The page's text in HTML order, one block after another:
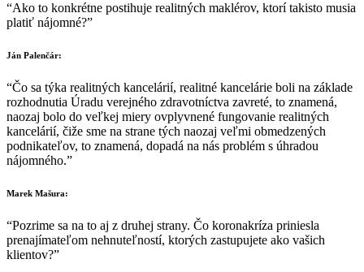
“Ako to konkrétne postihuje realitných maklérov, ktorí takisto musia
platiť nájomné?”
Ján Palenčár:
“Čo sa týka realitných kancelárií, realitné kancelárie boli na základe
rozhodnutia Úradu verejného zdravotníctva zavreté, to znamená,
naozaj bolo do veľkej miery ovplyvnené fungovanie realitných
kancelárií, čiže sme na strane tých naozaj veľmi obmedzených
podnikateľov, to znamená, dopadá na nás problém s úhradou
nájomného.”
Marek Mašura:
“Pozrime sa na to aj z druhej strany. Čo koronakríza priniesla
prenajímateľom nehnuteľností, ktorých zastupujete ako vašich
klientov?”